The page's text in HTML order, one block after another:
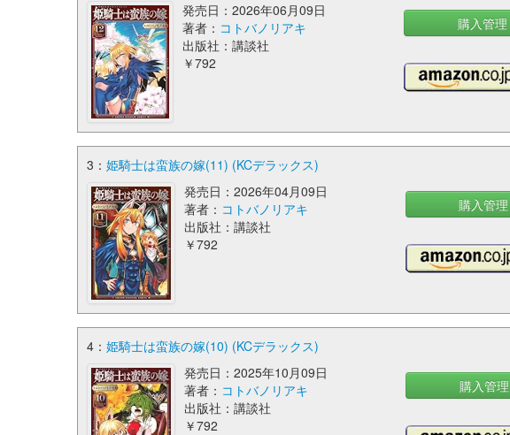
発売日：2026年06月09日
著者： コトバノリアキ
出版社：講談社
￥792
購入管理
3： 姫騎士は蛮族の嫁(11) (KCデラックス)
発売日：2026年04月09日
著者： コトバノリアキ
出版社：講談社
￥792
購入管理
4： 姫騎士は蛮族の嫁(10) (KCデラックス)
発売日：2025年10月09日
著者： コトバノリアキ
出版社：講談社
￥792
購入管理